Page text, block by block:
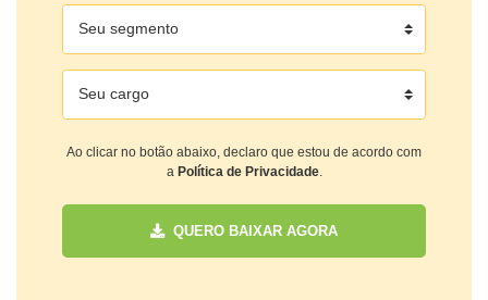
Ao clicar no botão abaixo, declaro que estou de acordo com
a Política de Privacidade.
QUERO BAIXAR AGORA